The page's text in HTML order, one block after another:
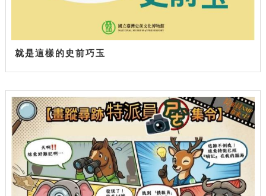
就是這樣的史前巧玉